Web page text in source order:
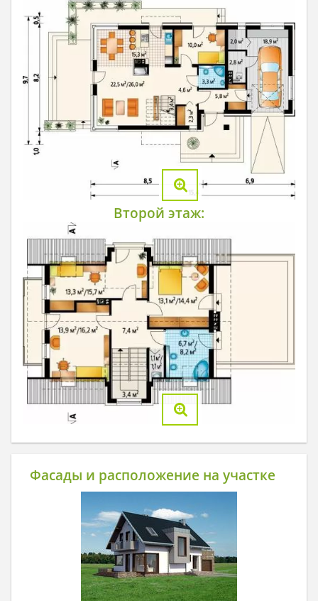
Второй этаж:
Фасады и расположение на участке